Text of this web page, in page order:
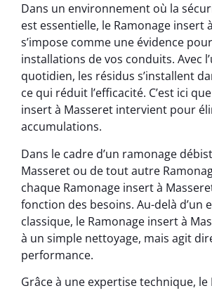
Dans un environnement où la
est essentielle, le Ramonage insert
s’impose comme une évidence
installations de vos conduits. Avec
quotidien, les résidus s’installent
ce qui réduit l’efficacité. C’est ici
insert à Masseret intervient pour
accumulations.
Dans le cadre d’un ramonage
Masseret ou de tout autre
chaque Ramonage insert à
fonction des besoins. Au-delà d’un
classique, le Ramonage insert à
à un simple nettoyage, mais agit
performance.
Grâce à une expertise technique, le